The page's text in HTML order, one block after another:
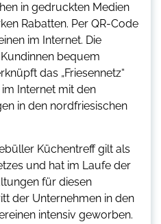
in gedruckten Medien
Rabatten. Per QR-Code
im Internet. Die
bequem
das „Friesennetz“
Internet mit den
in den nordfriesischen
Küchentreff gilt als
und hat im Laufe der
für diesen
der Unternehmen in den
intensiv geworben.